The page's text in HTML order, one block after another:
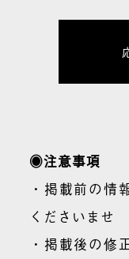
◉注意事項
・掲載前の情
くださいませ
・掲載後の修